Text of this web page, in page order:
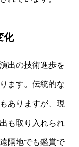
化
出の技術進歩を
ます。伝統的な
ありますが、現
も取り入れられ
隔地でも鑑賞で